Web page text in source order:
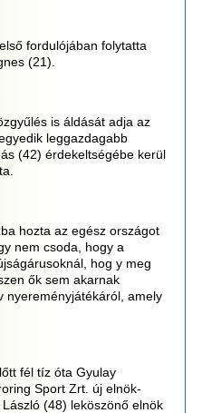
fordulójában folytatta
(21).
is áldását adja az
leggazdagabb
(42) érdekeltségébe kerül
hozta az egész országot
nem csoda, hogy a
hog y meg
ők sem akarnak
nyereményjátékáról, amely
fél tíz óta Gyulay
Sport Zrt. új elnök-
(48) leköszönő elnök